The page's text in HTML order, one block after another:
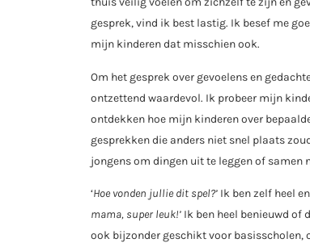
gesprek, vind ik best lastig. Ik besef me
mijn kinderen dat misschien ook.
Om het gesprek over gevoelens en
ontzettend waardevol. Ik probeer mijn
ontdekken hoe mijn kinderen over
gesprekken die anders niet snel plaats
jongens om dingen uit te leggen of samen
‘Hoe vonden jullie dit spel?’ Ik ben zelf heel
mama, super leuk!’ Ik ben heel benieuwd of
ook bijzonder geschikt voor basisscholen,